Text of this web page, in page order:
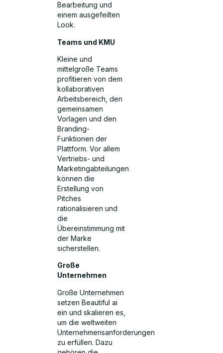
Bearbeitung und
einem ausgefeilten
Look.
Teams und KMU
Kleine und
mittelgroße Teams
profitieren von dem
kollaborativen
Arbeitsbereich, den
gemeinsamen
Vorlagen und den
Branding-
Funktionen der
Plattform. Vor allem
Vertriebs- und
Marketingabteilungen
können die
Erstellung von
Pitches
rationalisieren und
die
Übereinstimmung mit
der Marke
sicherstellen.
Große
Unternehmen
Große Unternehmen
setzen Beautiful ai
ein und skalieren es,
um die weltweiten
Unternehmensanforderungen
zu erfüllen. Dazu